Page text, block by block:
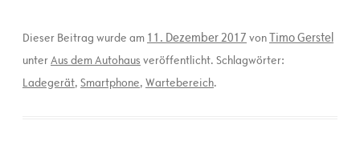
Dieser Beitrag wurde am 11. Dezember 2017 vonTimo Gerstel
unterAus dem Autohaus veröffentlicht. Schlagwörter:
Ladegerät, Smartphone, Wartebereich.